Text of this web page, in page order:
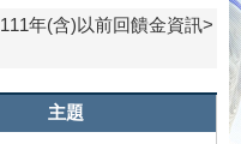
111年(含)以前回饋金資訊
主題